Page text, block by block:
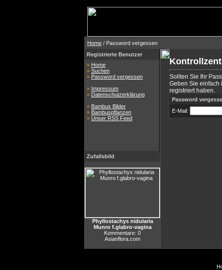
Home / Password vergessen
Registrierte Benutzer
» Home
» Suchen
» Password vergessen
» Impressum
» Datenschutzerklärung
» Bambus Bilder
» Bambuspflanzen
» Unser RSS Feed
Zufallsbild
Phyllostachys nidularia
Munro f.glabro-vagina
Kommentare: 0
Asianflora.com
Sollten Sie Ihr
Geben Sie einfach
registriert haben.
Password
E-Mail: